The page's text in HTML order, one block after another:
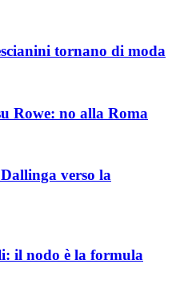
tornano di moda
Rowe: no alla Roma
verso la
il nodo è la formula